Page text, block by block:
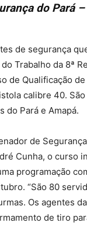
do Pará –
de segurança
Trabalho da 8ª
de Qualificação
calibre 40.
do Pará e Amapá.
de
Cunha, o curso
programação
“São 80
Os agentes
de tiro